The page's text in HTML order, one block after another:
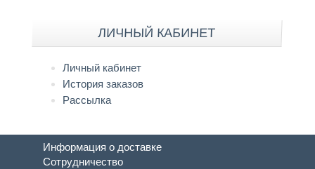
ЛИЧНЫЙ КАБИНЕТ
Личный кабинет
История заказов
Рассылка
Информация о доставке
Сотрудничество